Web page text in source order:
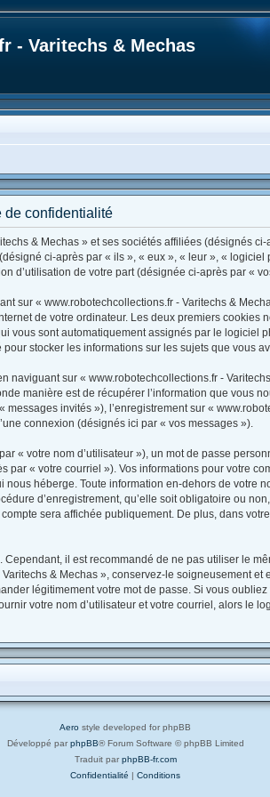
- Varitechs & Mechas
de confidentialité
& Mechas » et ses sociétés affiliées (désignés
ci-après par « ils », « eux », « leur », «
d’utilisation de votre part (désignée ci-après par «
sur « www.robotechcollections.fr - Varitechs &
de votre ordinateur. Les deux premiers
vous sont automatiquement assignés par le logiciel
stocker les informations sur les sujets que vous
sur « www.robotechcollections.fr -
manière est de récupérer l’information que vous
invités »), l’enregistrement sur «
connexion (désignés ici par « vos messages »).
« votre nom d’utilisateur »), un mot de passe
« votre courriel »). Vos informations pour votre
héberge. Toute information en-dehors de votre
d’enregistrement, qu’elle soit obligatoire ou
sera affichée publiquement. De plus, dans
il est recommandé de ne pas utiliser le
& Mechas », conservez-le soigneusement
légitimement votre mot de passe. Si vous
votre nom d’utilisateur et votre courriel, alors le
Aero style developed for phpBB
Développé par phpBB® Forum Software © phpBB Limited
Traduit par phpBB-fr.com
Confidentialité | Conditions